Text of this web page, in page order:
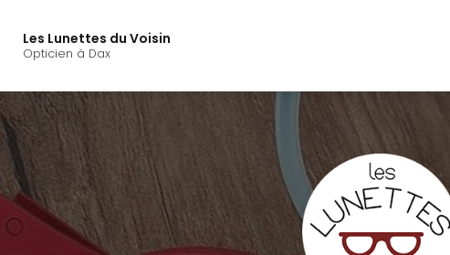
contenu
Les Lunettes du Voisin
Opticien à Dax